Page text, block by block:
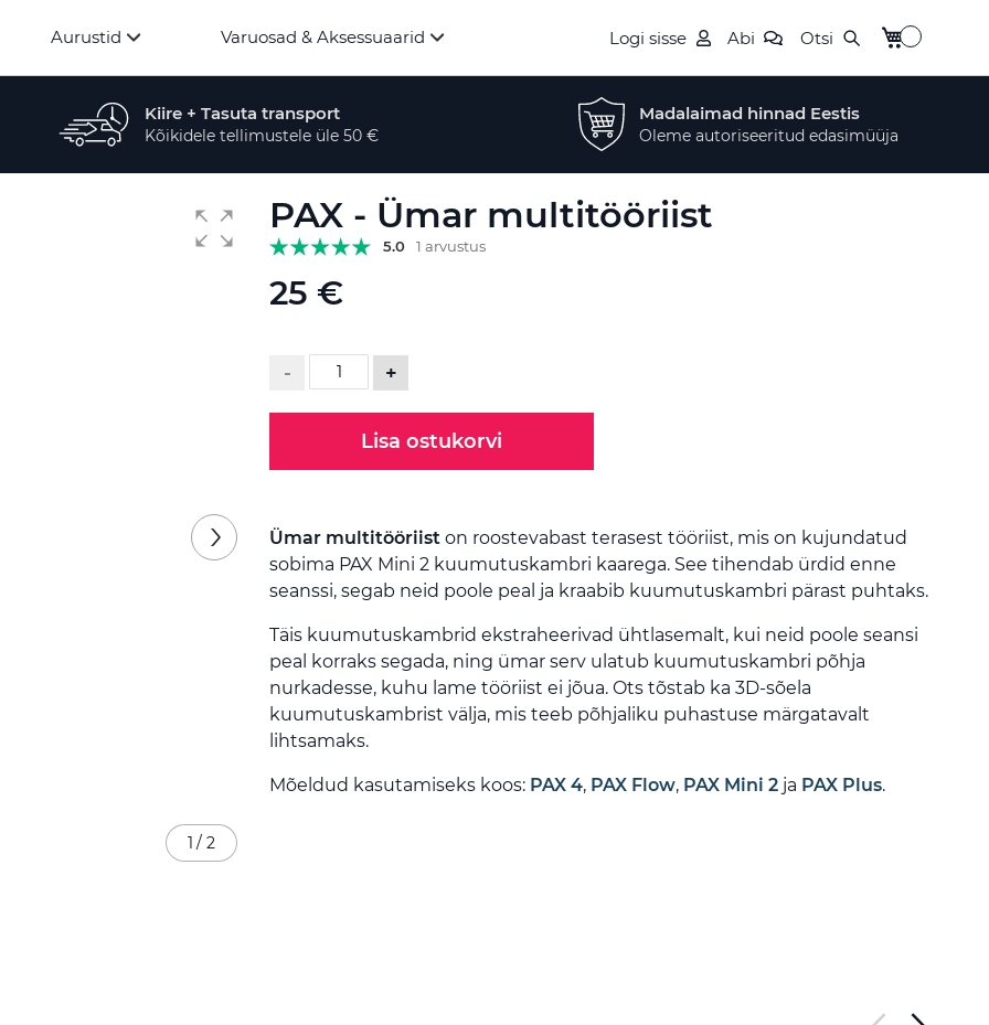
Aurustid Varuosad & Aksessuaarid Logi sisse Abi Otsi Minu
Kiire + Tasuta transport
Kõikidele tellimustele üle 50 €
Madalaimad hinnad Eestis
Oleme autoriseeritud edasimüüja
PAX - Ümar multitööriist
5.0 1 arvustus
25 €
- +
Lisa ostukorvi
Ümar multitööriist on roostevabast terasest tööriist, mis on kujundatud
sobima PAX Mini 2 kuumutuskambri kaarega. See tihendab ürdid enne
seanssi, segab neid poole peal ja kraabib kuumutuskambri pärast puhtaks.
Täis kuumutuskambrid ekstraheerivad ühtlasemalt, kui neid poole seansi
peal korraks segada, ning ümar serv ulatub kuumutuskambri põhja
nurkadesse, kuhu lame tööriist ei jõua. Ots tõstab ka 3D-sõela
kuumutuskambrist välja, mis teeb põhjaliku puhastuse märgatavalt
lihtsamaks.
Mõeldud kasutamiseks koos: PAX 4, PAX Flow, PAX Mini 2 ja PAX Plus.
1 / 2